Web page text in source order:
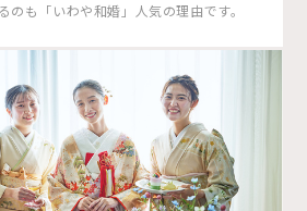
のも「いわや和婚」人気の理由です。